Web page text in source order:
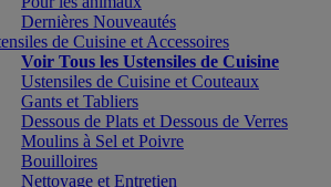
Dernières Nouveautés
de Cuisine et Accessoires
Voir Tous les Ustensiles de Cuisine
Ustensiles de Cuisine et Couteaux
Gants et Tabliers
Dessous de Plats et Dessous de Verres
Moulins à Sel et Poivre
Bouilloires
Nettoyage et Entretien